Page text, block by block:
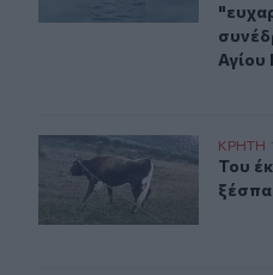
Αγίου
Πόμπια: Του έκλεψαν την
ΚΡΗΤΗ
Του
Του